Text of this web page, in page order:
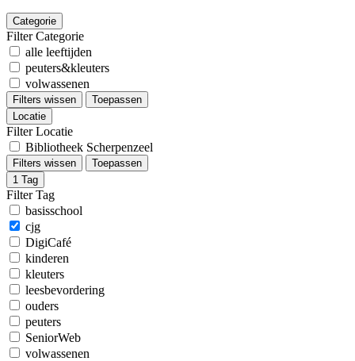
Categorie
Filter Categorie
alle leeftijden
peuters&kleuters
volwassenen
Filters wissen
Toepassen
Locatie
Filter Locatie
Bibliotheek Scherpenzeel
Filters wissen
Toepassen
1 Tag
Filter Tag
basisschool
cjg
DigiCafé
kinderen
kleuters
leesbevordering
ouders
peuters
SeniorWeb
volwassenen